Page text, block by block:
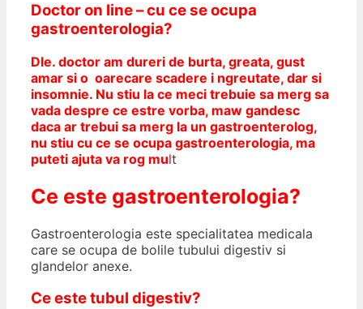
Doctor on line – cu ce se ocupa
gastroenterologia?
Dle. doctor am dureri de burta, greata, gust
amar si o oarecare scadere i ngreutate, dar si
insomnie. Nu stiu la ce meci trebuie sa merg sa
vada despre ce estre vorba, maw gandesc
daca ar trebui sa merg la un gastroenterolog,
nu stiu cu ce se ocupa gastroenterologia, ma
puteti ajuta va rog mult
Ce este gastroenterologia?
Gastroenterologia este specialitatea medicala
care se ocupa de bolile tubului digestiv si
glandelor anexe.
Ce este tubul digestiv?